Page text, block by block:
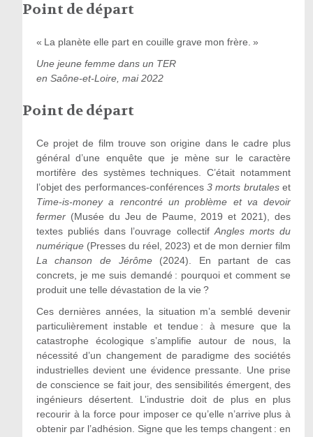
Point de départ
« La planète elle part en couille grave mon frère. »
Une jeune femme dans un TER
en Saône-et-Loire, mai 2022
Point de départ
Ce projet de film trouve son origine dans le cadre plus
général d’une enquête que je mène sur le caractère
mortifère des systèmes techniques. C’était notamment
l’objet des performances-conférences3 morts brutaleset
Time-is-money a rencontré un problème et va devoir
fermer (Musée du Jeu de Paume, 2019 et 2021), des
textes publiés dans l’ouvrage collectifAngles morts du
numérique (Presses du réel, 2023) et de mon dernier film
La chanson de Jérôme(2024). En partant de cas
concrets, je me suis demandé : pourquoi et comment se
produit une telle dévastation de la vie ?
Ces dernières années, la situation m’a semblé devenir
particulièrement instable et tendue : à mesure que la
catastrophe écologique s’amplifie autour de nous, la
nécessité d’un changement de paradigme des sociétés
industrielles devient une évidence pressante. Une prise
de conscience se fait jour, des sensibilités émergent, des
ingénieurs désertent. L’industrie doit de plus en plus
recourir à la force pour imposer ce qu’elle n’arrive plus à
obtenir par l’adhésion. Signe que les temps changent : en